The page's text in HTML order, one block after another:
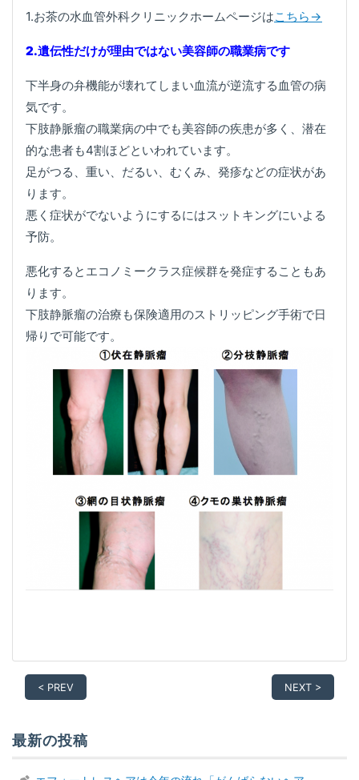
1.お茶の水血管外科クリニックホームページはこちら→
2.遺伝性だけが理由ではない美容師の職業病です
下半身の弁機能が壊れてしまい血流が逆流する血管の病
気です。
下肢静脈瘤の職業病の中でも美容師の疾患が多く、潜在
的な患者も4割ほどといわれています。
足がつる、重い、だるい、むくみ、発疹などの症状があ
ります。
悪く症状がでないようにするにはスットキングにいよる
予防。
悪化するとエコノミークラス症候群を発症することもあ
ります。
下肢静脈瘤の治療も保険適用のストリッピング手術で日
帰りで可能です。
< PREV NEXT >
最新の投稿